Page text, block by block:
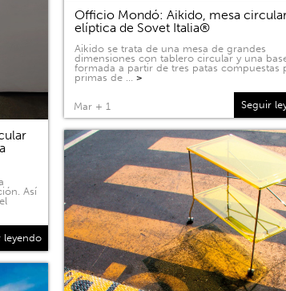
Así
leyendo
Officio Mondó: Aikido, mesa
elíptica de Sovet Italia®
Aikido se trata de una mesa de grandes
dimensiones con tablero circular y una
formada a partir de tres patas compuestas
primas de … >
Mar + 1 Seguir